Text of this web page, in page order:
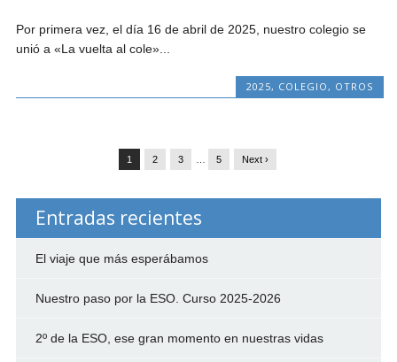
Por primera vez, el día 16 de abril de 2025, nuestro colegio se
unió a «La vuelta al cole»...
2025, COLEGIO , OTROS
1 2 3 … 5 Next ›
Entradas recientes
El viaje que más esperábamos
Nuestro paso por la ESO. Curso 2025-2026
2º de la ESO, ese gran momento en nuestras vidas